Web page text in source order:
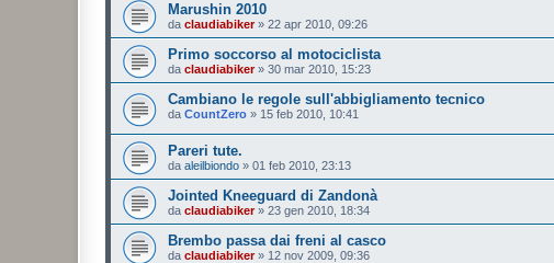
Marushin 2010
da claudiabiker» 22 apr 2010, 09:26
Primo soccorso al motociclista
da claudiabiker» 30 mar 2010, 15:23
Cambiano le regole sull'abbigliamento tecnico
da CountZero » 15 feb 2010, 10:41
Pareri tute.
da aleilbiondo » 01 feb 2010, 23:13
Jointed Kneeguard di Zandonà
da claudiabiker» 23 gen 2010, 18:34
Brembo passa dai freni al casco
da claudiabiker» 12 nov 2009, 09:36